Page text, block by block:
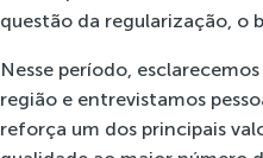
questão da regularização, o
Nesse período,
região e entrevistamos
reforça um dos principais